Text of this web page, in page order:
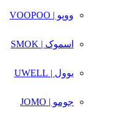
ووپو | VOOPOO
اسموک | SMOK
یوول | UWELL
جومو | JOMO